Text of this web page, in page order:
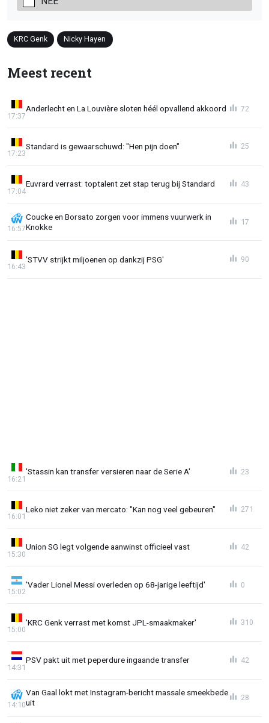
KRC Genk Nicky Hayen
Meest recent
Anderlecht en La Louvière sloten héél opvallend akkoord
17:37
72
Standard is gewaarschuwd: "Hen pijn doen"
17:23
25
Euvrard verrast: toptalent zet stap terug bij Standard
17:04
43
Coucke en Borsato zorgen voor immens vuurwerk in
Knokke
16:57
17
'STVV strijkt miljoenen op dankzij PSG'
16:43
90
'Stassin kan transfer versieren naar de Serie A'
16:21
23
Leko niet zeker van mercato: "Kan nog veel gebeuren"
16:01
271
Union SG legt volgende aanwinst officieel vast
15:30
42
'Vader Lionel Messi overleden op 68-jarige leeftijd'
15:02
0
'KRC Genk verrast met komst JPL-smaakmaker'
15:00
310
PSV pakt uit met peperdure ingaande transfer
14:31
42
Van Gaal lokt met Instagram-bericht massale smeekbede
uit
14:10
28